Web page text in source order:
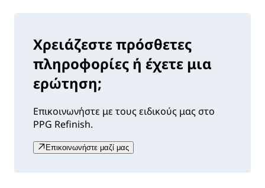
Χρειάζεστε πρόσθετες
πληροφορίες ή έχετε μια
ερώτηση;
Επικοινωνήστε με τους ειδικούς μας στο
PPG Refinish.
Επικοινωνήστε μαζί μας